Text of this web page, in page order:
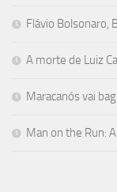
Flávio Bolsonaro,
A morte de Luiz
Maracanós vai
Man on the Run: